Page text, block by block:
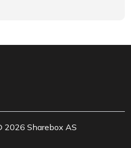
2026 Sharebox AS